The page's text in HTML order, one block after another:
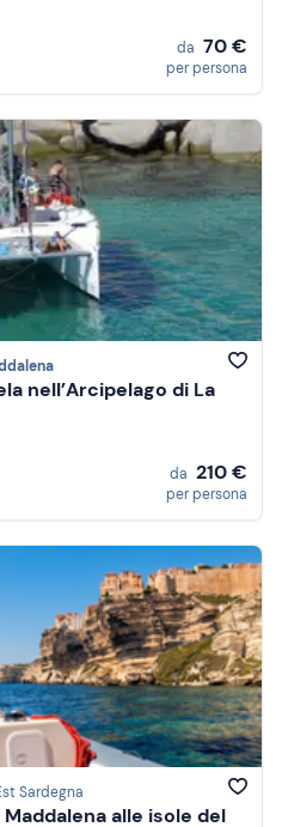
da 70 €
per persona
nell’Arcipelago di La
da 210 €
per persona
Sardegna
alle isole del